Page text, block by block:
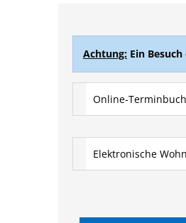
Achtung: Ein
Online-
Elektronische